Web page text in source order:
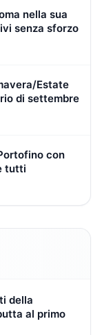
nella sua
senza sforzo
Estate
di settembre
con
tutti
della
al primo